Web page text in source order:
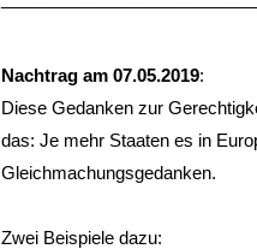
Nachtrag am 07.05.2019:
Diese Gedanken zur
das: Je mehr Staaten es in
Gleichmachungsgedanken.
Zwei Beispiele dazu: